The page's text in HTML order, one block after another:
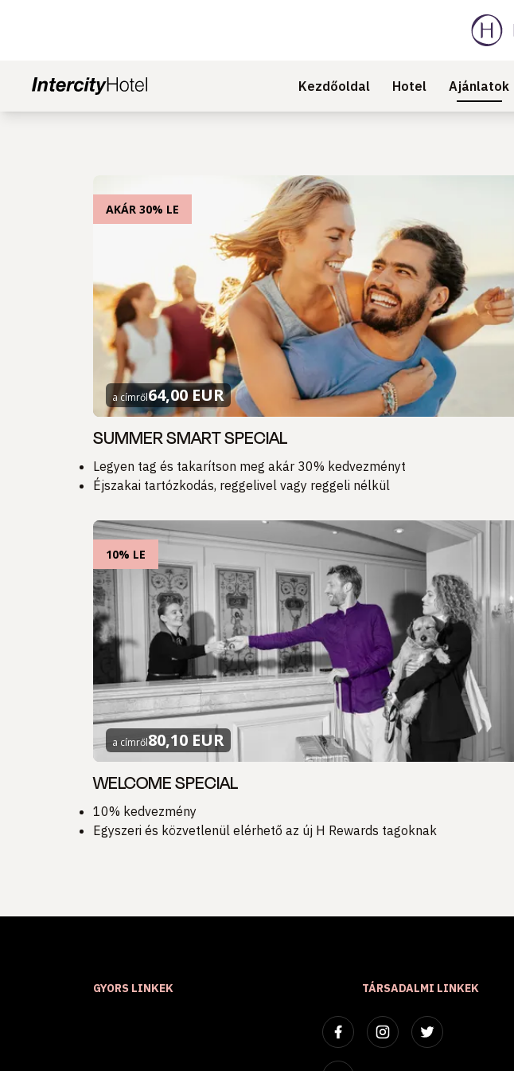
Kezdőoldal Hotel Ajánlatok
AKÁR 30% LE
a címről64,00 EUR
SUMMER SMART SPECIAL
Legyen tag és takarítson meg akár 30% kedvezményt
Éjszakai tartózkodás, reggelivel vagy reggeli nélkül
10% LE
a címről80,10 EUR
WELCOME SPECIAL
10% kedvezmény
Egyszeri és közvetlenül elérhető az új H Rewards tagoknak
GYORS LINKEK TÁRSADALMI LINKEK